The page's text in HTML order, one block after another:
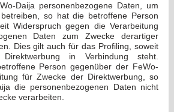
Daija personenbezogene Daten, um
so hat die betroffene Person
Widerspruch gegen die Verarbeitung
Daten zum Zwecke derartiger
Dies gilt auch für das Profiling, soweit
in Verbindung steht.
Person gegenüber der FeWo-
für Zwecke der Direktwerbung, so
die personenbezogenen Daten nicht
verarbeiten.